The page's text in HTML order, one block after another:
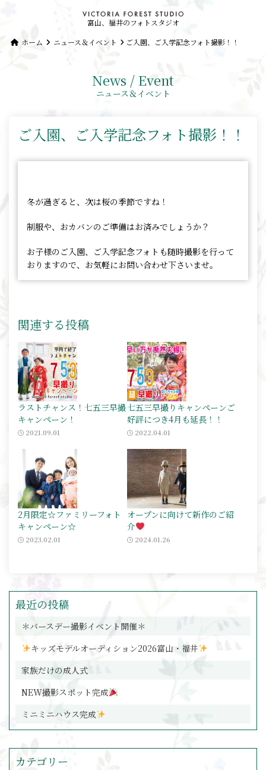
富山、福井のフォトスタジオ
ホーム
ニュース＆イベント ご入園、ご入学記念フォト撮影！！
News / Event
ニュース＆イベント
ご入園、ご入学記念フォト撮影！！
冬が過ぎると、次は桜の季節ですね！
制服や、おカバンのご準備はお済みでしょうか？
お子様のご入園、ご入学記念フォトも随時撮影を行って
おりますので、お気軽にお問い合わせ下さいませ。
関連する投稿
ラストチャンス！七五三早撮
キャンペーン！
2021.09.01
七五三早撮りキャンペーンご
好評につき4月も延長！！
2022.04.01
2月限定☆ファミリーフォト
キャンペーン☆
2023.02.01
オープンに向けて新作のご紹
介
2024.01.26
最近の投稿
＊バースデー撮影イベント開催＊
キッズモデルオーディション2026富山・福井
家族だけの成人式
NEW撮影スポット完成
ミニミニハウス完成
カテゴリー